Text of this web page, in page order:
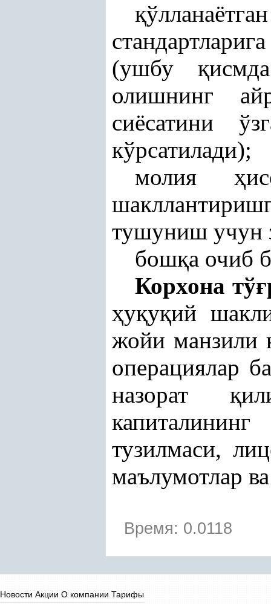
қ
(ушбу қ
олишнинг
сиёсатини
кўрсатилади);
молия ҳ
тушуниш учун
бошқа очиб
Корхона тўғ
ҳуқуқий
жойи манзили
операциялар
назоратқ
тузилмаси,
маълумотлар
Время: 0.0118
Новости Акции О компании Тарифы